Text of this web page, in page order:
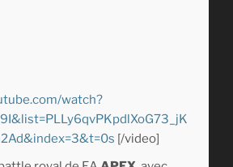
watch?
[/video]